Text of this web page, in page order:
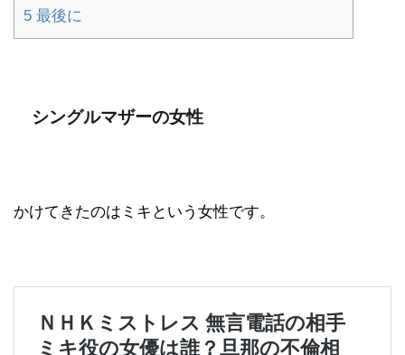
5 最後に
シングルマザーの女性
かけてきたのはミキという女性です。